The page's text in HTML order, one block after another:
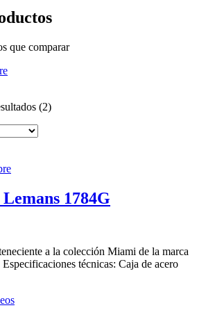
que comparar
(2)
1784G
a la colección Miami de la marca
técnicas: Caja de acero